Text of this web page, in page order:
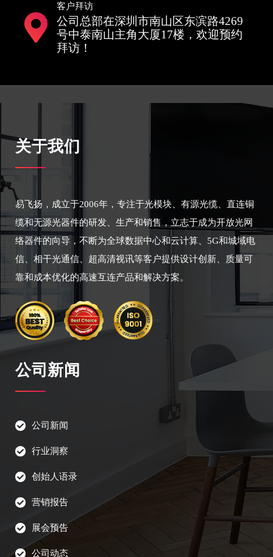
客户拜访
公司总部在深圳市南山区东滨路4269
号中泰南山主角大厦17楼，欢迎预约
拜访！
关于我们
易飞扬，成立于2006年，专注于光模块、有源光缆、直连铜
缆和无源光器件的研发、生产和销售，立志于成为开放光网
络器件的向导，不断为全球数据中心和云计算、5G和城域电
信、相干光通信、超高清视讯等客户提供设计创新、质量可
靠和成本优化的高速互连产品和解决方案。
公司新闻
公司新闻
行业洞察
创始人语录
营销报告
展会预告
公司动态